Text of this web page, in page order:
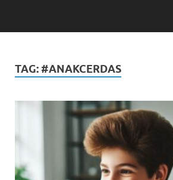
TAG: #ANAKCERDAS